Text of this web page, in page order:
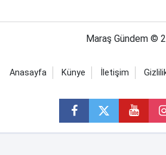
Maraş Gündem ©
Anasayfa Künye İletişim